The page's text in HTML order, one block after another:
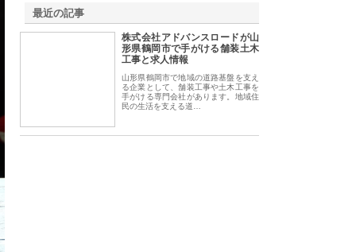
最近の記事
株式会社アドバンスロードが山
形県鶴岡市で手がける舗装土木
工事と求人情報
山形県鶴岡市で地域の道路基盤を支え
る企業として、舗装工事や土木工事を
手がける専門会社があります。地域住
民の生活を支える道…